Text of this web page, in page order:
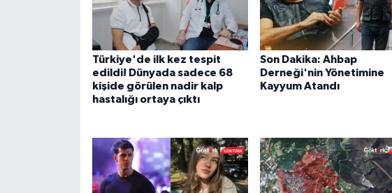
Türkiye'de ilk kez tespit
edildi! Dünyada sadece 68
kişide görülen nadir kalp
hastalığı ortaya çıktı
Son Dakika: Ahbap
Derneği'nin Yönetimine
Kayyum Atandı